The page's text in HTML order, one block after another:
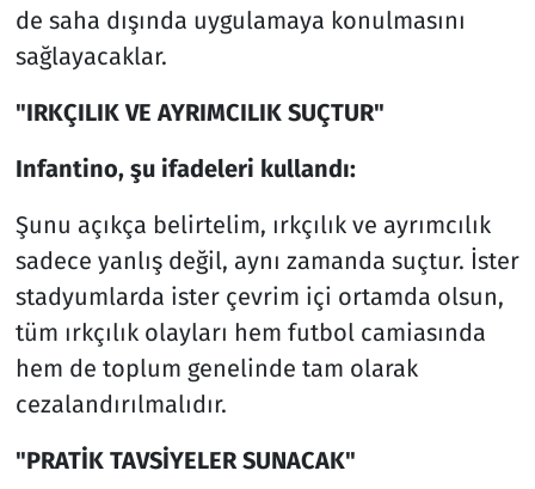
de saha dışında uygulamaya konulmasını
sağlayacaklar.
"IRKÇILIK VE AYRIMCILIK SUÇTUR"
Infantino, şu ifadeleri kullandı:
Şunu açıkça belirtelim, ırkçılık ve ayrımcılık
sadece yanlış değil, aynı zamanda suçtur. İster
stadyumlarda ister çevrim içi ortamda olsun,
tüm ırkçılık olayları hem futbol camiasında
hem de toplum genelinde tam olarak
cezalandırılmalıdır.
"PRATİK TAVSİYELER SUNACAK"